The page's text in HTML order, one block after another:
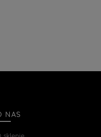
NAS